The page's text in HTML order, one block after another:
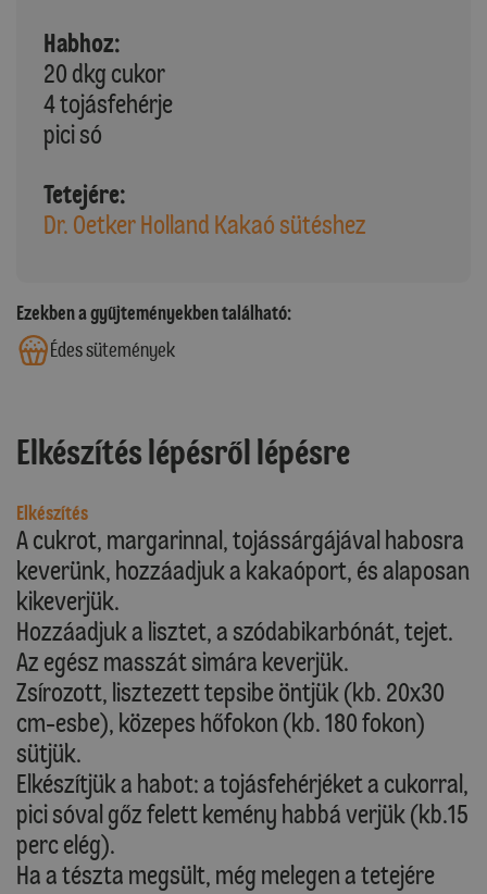
Habhoz:
20 dkg cukor
4 tojásfehérje
pici só
Tetejére:
Dr. Oetker Holland Kakaó sütéshez
Ezekben a gyűjteményekben található:
Édes sütemények
Elkészítés lépésről lépésre
Elkészítés
A cukrot, margarinnal, tojássárgájával habosra
keverünk, hozzáadjuk a kakaóport, és alaposan
kikeverjük.
Hozzáadjuk a lisztet, a szódabikarbónát, tejet.
Az egész masszát simára keverjük.
Zsírozott, lisztezett tepsibe öntjük (kb. 20x30
cm-esbe), közepes hőfokon (kb. 180 fokon)
sütjük.
Elkészítjük a habot: a tojásfehérjéket a cukorral,
pici sóval gőz felett kemény habbá verjük (kb.15
perc elég).
Ha a tészta megsült, még melegen a tetejére